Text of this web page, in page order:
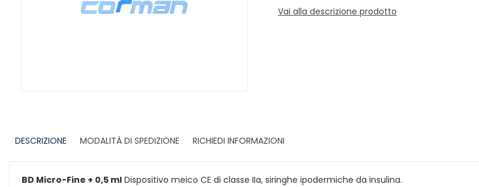
Vai alla descrizione prodotto
DESCRIZIONE
MODALITÀ DI SPEDIZIONE RICHIEDI INFORMAZIONI
BD Micro-Fine + 0,5 ml Dispositivo meico CE di classe IIa, siringhe ipodermiche da insulina.